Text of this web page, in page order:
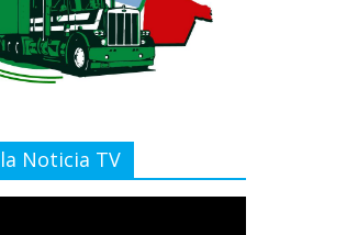
Noticia TV